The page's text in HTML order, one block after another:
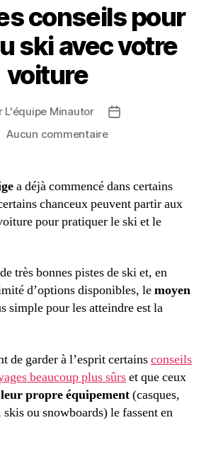
conseils pour
ski avec votre
voiture
L'équipe Minautor
Date
Aucun commentairesur
pour
au
ski
voiture
a déjà commencé dans certains
chanceux peuvent partir aux
pour pratiquer le ski et le
très bonnes pistes de ski et, en
d’options disponibles, lemoyen
simple pour les atteindre est la
de garder à l’esprit certainsconseils
beaucoup plus sûrset que ceux
propre équipement(casques,
skis ou snowboards) le fassent en